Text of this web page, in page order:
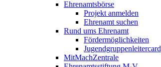
Ehrenamtsbörse
Projekt anmelden
Ehrenamt suchen
Rund ums Ehrenamt
Fördermöglichkeiten
Jugendgruppenleitercard
MitMachZentrale